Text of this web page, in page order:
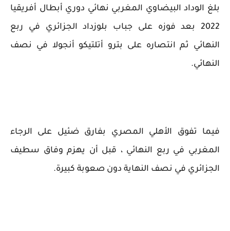
بلغ الوداد البيضاوي المغربي نهائي دوري أبطال أفريقيا
2022 بعد فوزه على جباب بلوزداد الجزائري في ربع
النهائي ثم انتصاره على بترو أتلتيكو أنجولا في نصف
النهائي.
فيما تفوق الأهلي المصري بفارق ضئيل على الرجاء
المغربي في ربع النهائي ، قبل أن يهزم وفاق سطيف
الجزائري في نصف النهاية دون صعوبة كبيرة.